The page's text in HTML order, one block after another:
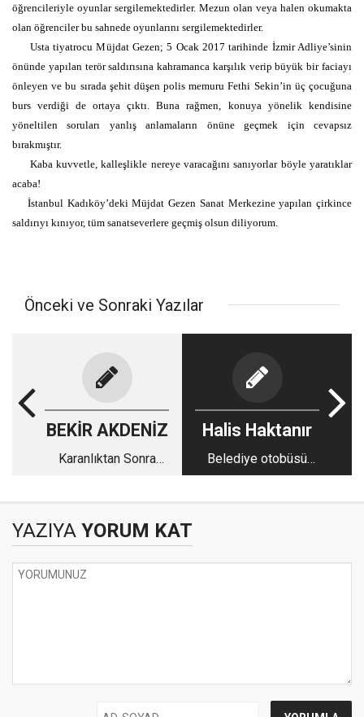
öğrencileriyle oyunlar sergilemektedirler. Mezun olan veya halen okumakta
olan öğrenciler bu sahnede oyunlarını sergilemektedirler.
Usta tiyatrocu Müjdat Gezen; 5 Ocak 2017 tarihinde İzmir Adliye’sinin
önünde yapılan terör saldırısına kahramanca karşılık verip büyük bir faciayı
önleyen ve bu sırada şehit düşen polis memuru Fethi Sekin’in üç çocuğuna
burs verdiği de ortaya çıktı. Buna rağmen,
konuya yönelik kendisine
yöneltilen soruları yanlış anlamaların önüne geçmek için cevapsız
bırakmıştır.
Kaba kuvvetle, kalleşlikle nereye varacağını sanıyorlar böyle yaratıklar
acaba!
İstanbul Kadıköy’deki Müjdat Gezen Sanat Merkezine yapılan çirkince
saldırıyı kınıyor, tüm sanatseverlere geçmiş olsun diliyorum.
Önceki ve Sonraki Yazılar
BEKİR AKDENİZ
Karanlıktan Sonra
Halis Haktanır
Belediye otobüsü
olmayan şehir
YAZIYA YORUM KAT